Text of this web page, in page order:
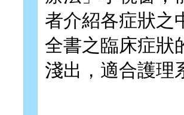
者介紹各症狀之
全書之臨床症狀
淺出，適合護理